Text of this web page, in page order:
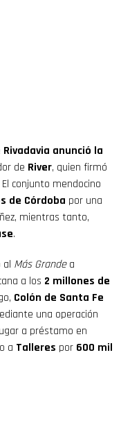
anunció la
de River, quien firmó
El conjunto mendocino
de Córdoba por una
mientras tanto,
.
al Más Grandea
a los 2 millones de
Colón de Santa Fe
una operación
a préstamo en
a Talleres por 600 mil